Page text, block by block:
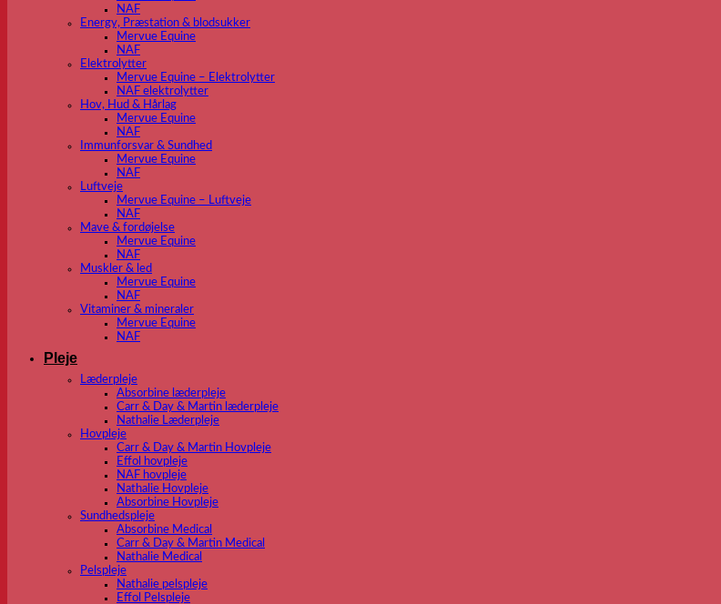
NAF
Energy, Præstation & blodsukker
Mervue Equine
NAF
Elektrolytter
Mervue Equine – Elektrolytter
NAF elektrolytter
Hov, Hud & Hårlag
Mervue Equine
NAF
Immunforsvar & Sundhed
Mervue Equine
NAF
Luftveje
Mervue Equine – Luftveje
NAF
Mave & fordøjelse
Mervue Equine
NAF
Muskler & led
Mervue Equine
NAF
Vitaminer & mineraler
Mervue Equine
NAF
Pleje
Læderpleje
Absorbine læderpleje
Carr & Day & Martin læderpleje
Nathalie Læderpleje
Hovpleje
Carr & Day & Martin Hovpleje
Effol hovpleje
NAF hovpleje
Nathalie Hovpleje
Absorbine Hovpleje
Sundhedspleje
Absorbine Medical
Carr & Day & Martin Medical
Nathalie Medical
Pelspleje
Nathalie pelspleje
Effol Pelspleje